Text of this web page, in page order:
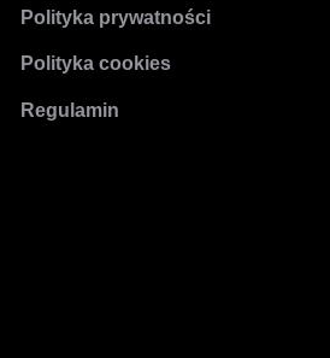
Polityka prywatności
Polityka cookies
Regulamin